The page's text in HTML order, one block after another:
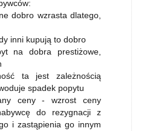
dobro wzrasta dlatego,
inni kupują to dobro
na dobra prestiżowe,
ta jest zależnością
spadek popytu
ceny - wzrost ceny
do rezygnacji z
i zastąpienia go innym